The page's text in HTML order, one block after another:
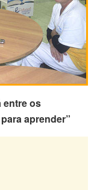
entre os
aprender”